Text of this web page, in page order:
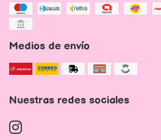
Medios de envío
Nuestras redes sociales